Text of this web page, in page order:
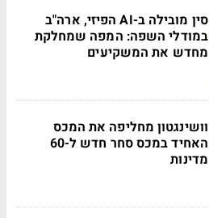
סין מובילה ב-AI הפיזי, ארה"ב
במודלי השפה: המפה שמחלקת
מחדש את המשקיעים
וושינגטון מחליפה את המכס
האחיד במכס סחר חדש ל-60
מדינות